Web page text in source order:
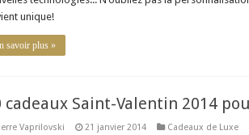
unique!
savoir plus »
cadeaux Saint-Valentin 2014
Vaprilovski 21 janvier 2014 Cadeaux de Luxe